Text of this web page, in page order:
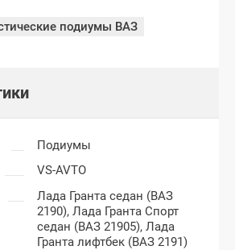
подиумы ВАЗ
Подиумы
VS-AVTO
Лада Гранта седан (ВАЗ
2190),Лада Гранта Спорт
седан (ВАЗ 21905),Лада
Гранта лифтбек (ВАЗ 2191)